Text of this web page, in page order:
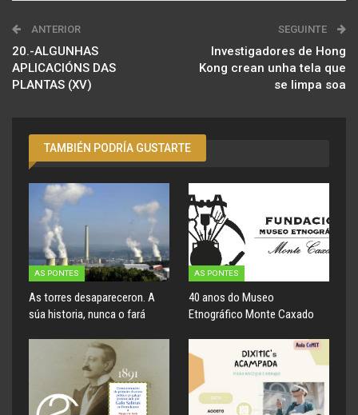
ANTERIOR
20.-ALGUNHAS
APLICACIÓNS DAS
PLANTAS (XV)
SEGUINTE
Investigadores de Hong
Kong crean unha tela que
se limpa soa
TAMBIÉN PODRÍA GUSTARTE
AS PONTES
As torres desapareceron. A
súa historia, nunca o fará
AS PONTES
40 anos do Museo
Etnográfico Monte Caxado